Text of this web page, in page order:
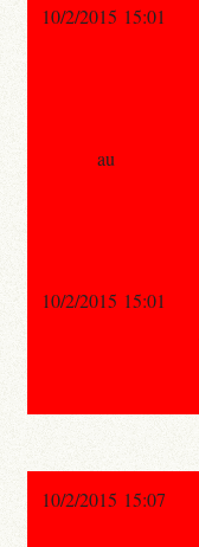
10/2/2015 15:01
au
10/2/2015 15:01
10/2/2015 15:07